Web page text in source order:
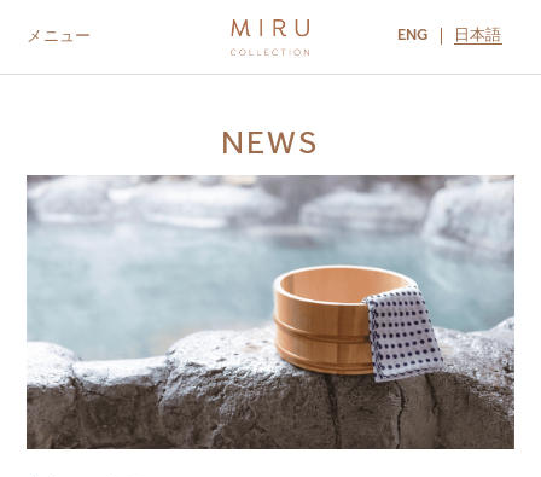
メニュー ENG 日本語
MIRU KYOTO MIRU AMAMI
NEWS